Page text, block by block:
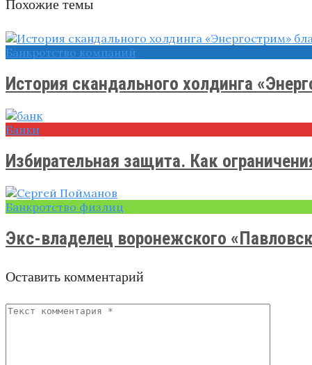
Похожие темы
Банкротство компаний
История скандального холдинга
Банки
Избирательная защита. Как
Банкротство физлиц
Экс-владелец воронежского
Оставить комментарий